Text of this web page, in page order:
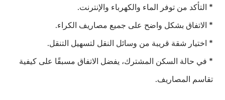
* التأكد من توفر الماء والكهرباء والإنترنت.
* الاتفاق بشكل واضح على جميع مصاريف الكراء.
* اختيار شقة قريبة من وسائل النقل لتسهيل التنقل.
* في حالة السكن المشترك، يفضل الاتفاق مسبقًا على كيفية
تقاسم المصاريف.